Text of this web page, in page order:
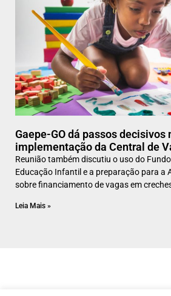
Gaepe-GO dá passos decisivos
implementação da Central de
Reunião também discutiu o uso do
Educação Infantil e a preparação para a
sobre financiamento de vagas em
Leia Mais »